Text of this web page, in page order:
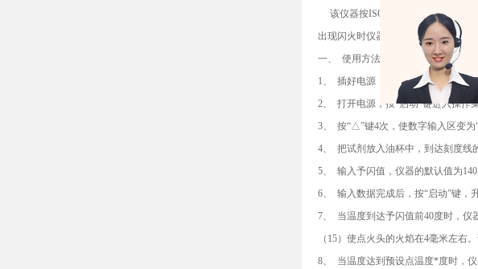
该仪器按ISO—2719, GB261—83方
出现闪火时仪器自动锁定，关闭气阀
一、 使用方法：
1、 插好电源，连接好液化气导管，
2、 打开电源，按“启动”键进入操作菜
3、 按“△”键4次，使数字输入区变为
4、 把试剂放入油杯中，到达刻度线
5、 输入予闪值，仪器的默认值为140
6、 输入数据完成后，按“启动”键，
7、 当温度到达予闪值前40度时，仪
（15）使点火头的火焰在4毫米左右
8、 当温度达到预设点温度*度时，